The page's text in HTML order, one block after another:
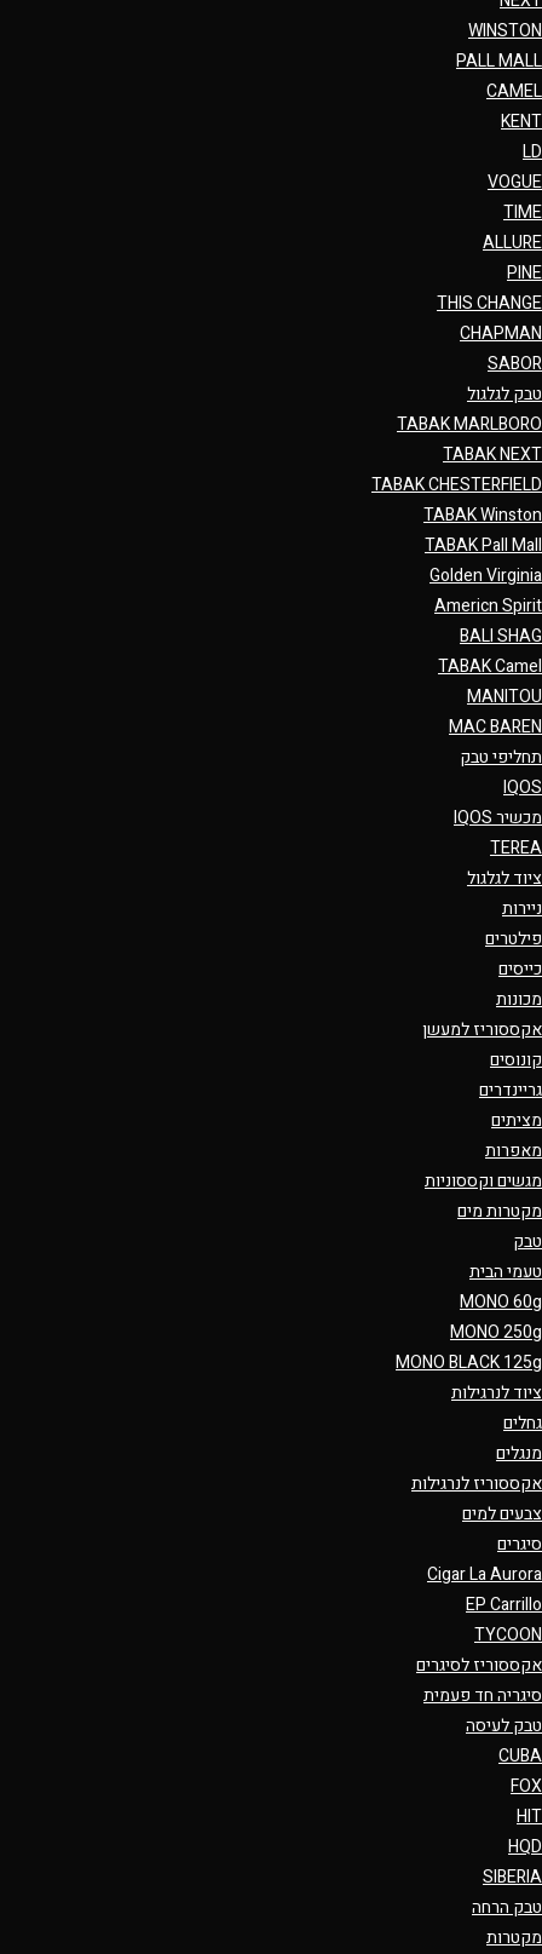
WINSTON
PALL MALL
CAMEL
KENT
LD
VOGUE
TIME
ALLURE
PINE
THIS CHANGE
CHAPMAN
SABOR
טבק לגלגול
TABAK MARLBORO
TABAK NEXT
TABAK CHESTERFIELD
TABAK Winston
TABAK Pall Mall
Golden Virginia
Americn Spirit
BALI SHAG
TABAK Camel
MANITOU
MAC BAREN
תחליפי טבק
IQOS
מכשיר IQOS
TEREA
ציוד לגלגול
ניירות
פילטרים
כייסים
מכונות
אקססוריז למעשן
קונוסים
גריינדרים
מציתים
מאפרות
מגשים וקססוניות
מקטרות מים
טבק
טעמי הבית
MONO 60g
MONO 250g
MONO BLACK 125g
ציוד לנרגילות
גחלים
מנגלים
אקססוריז לנרגילות
צבעים למים
סיגרים
Cigar La Aurora
EP Carrillo
TYCOON
אקססוריז לסיגרים
סיגריה חד פעמית
טבק לעיסה
CUBA
FOX
HIT
HQD
SIBERIA
טבק הרחה
מקטרות